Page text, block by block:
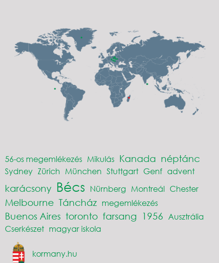
56-os megemlékezés Mikulás Kanada néptánc
Sydney Zürich München Stuttgart Genf advent
karácsony Bécs Nürnberg Montreál Chester
Melbourne Táncház megemlékezés
Buenos Aires toronto farsang 1956 Ausztrália
Cserkészet magyar iskola
kormany.hu